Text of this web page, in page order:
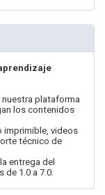
nuestra plataforma
los contenidos
imprimible, videos
técnico de
entrega del
1.0 a 7.0.